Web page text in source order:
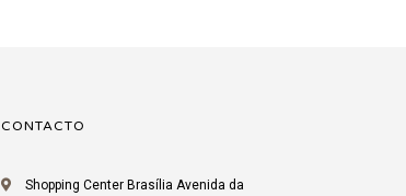
CONTACTO
Shopping Center Brasília Avenida da